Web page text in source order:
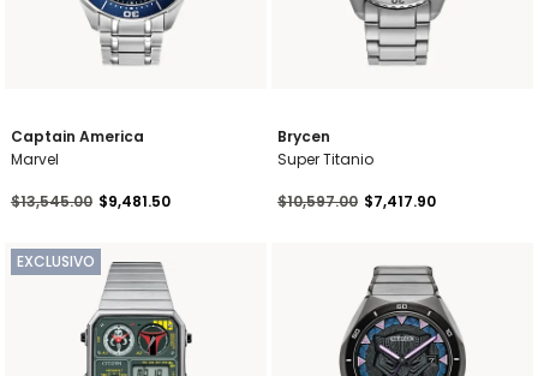
Captain America
Marvel
Precio reducido de
$13,545.00a$9,481.50
Brycen
Super Titanio
Precio reducido de
$10,597.00a$7,417.90
EXCLUSIVO